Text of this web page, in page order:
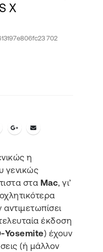
X
η
γενικώς
στα Mac, γι’
έκδοση
Yosemite) έχουν
(ή μάλλον